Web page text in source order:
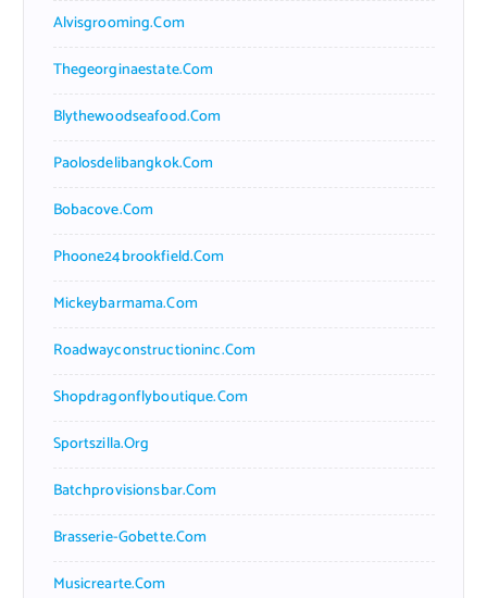
Alvisgrooming.com
Thegeorginaestate.com
Blythewoodseafood.com
Paolosdelibangkok.com
Bobacove.com
Phoone24brookfield.com
Mickeybarmama.com
Roadwayconstructioninc.com
Shopdragonflyboutique.com
Sportszilla.org
Batchprovisionsbar.com
Brasserie-Gobette.com
Musicrearte.com